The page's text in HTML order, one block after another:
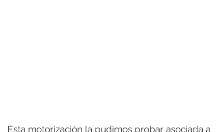
Esta motorización la pudimos probar asociada a